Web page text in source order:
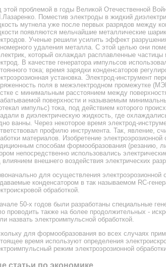
этой проблемой в годы Великой Отечественной
Поместив электроды в жидкий
мутнела уже после первых разрядов между
появляются мельчайшие металлические
Ученые решили усилить эффект
удаления металла. С этой целью они
который охлаждал расплавленные
В качестве генератора импульсов
тока; время зарядки конденсаторов
установка. Электрод-инструмент
поля в межэлектродном промежутке
с минимальным расстоянием между
поверхности и называемым
импульс) тока, под действием которого
в диэлектрическую жидкость, где
ванны. Через некоторое время электрод-
профилю инструмента. Так, явление,
материалов. Изобретение
способам формообразования (резанию,
непосредственно использовались
влиянием внешнего воздействия электрических
для осуществления
конденсатором в так называемом RC-
обработкой.
50-х годов были разработаны специальные
проводить также на более продолжительных -
назвать электроимпульсной обработкой.
для формообразования во всех случаях
время используют определения
режим электроэрозионной
статьи по экономике